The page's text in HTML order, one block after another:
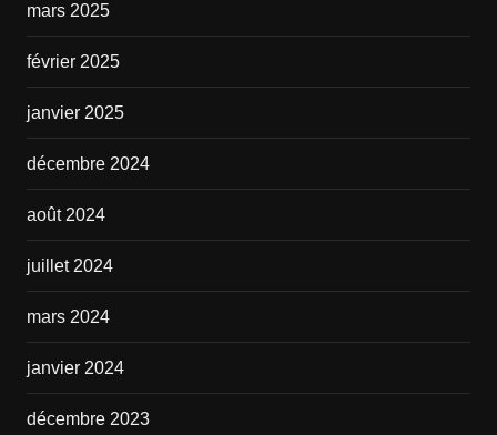
mars 2025
février 2025
janvier 2025
décembre 2024
août 2024
juillet 2024
mars 2024
janvier 2024
décembre 2023